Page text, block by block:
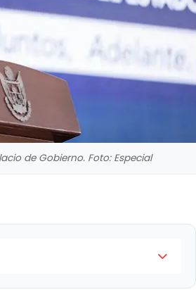
de Gobierno. Foto: Especial